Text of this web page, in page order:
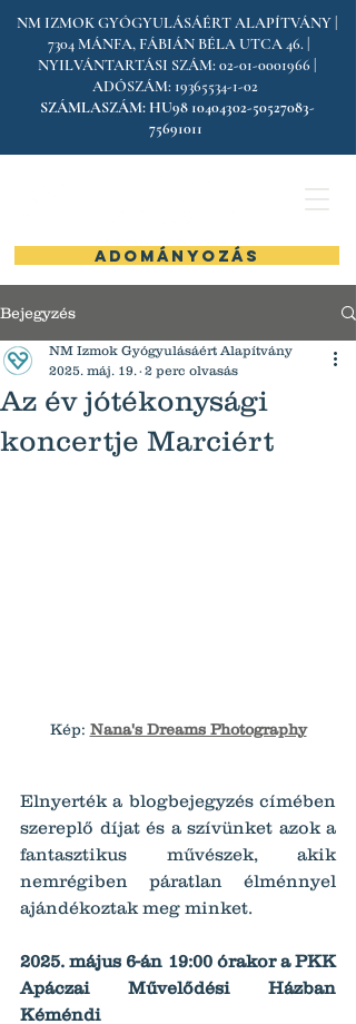
ADOMÁNYOZÁS
NM IZMOK GYÓGYULÁSÁÉRT ALAPÍTVÁNY |
7304 MÁNFA, FÁBIÁN BÉLA UTCA 46. |
NYILVÁNTARTÁSI SZÁM: 02-01-0001966
ADÓSZÁM: 19365534-1-02
SZÁMLASZÁM:HU98 10404302-50527083-
75691011
Bejegyzés
Az év jótékonysági
koncertje Marciért
NM Izmok Gyógyulásáért Alapítvány
2025. máj. 19.
2 perc olvasás
Kép: Nana's Dreams Photography
Elnyerték a blogbejegyzés címében
szereplő díjat és a szívünket azok a
fantasztikus művészek, akik
nemrégiben páratlan élménnyel
ajándékoztak meg minket.
2025. május 6-án 19:00 órakor a PKK
Apáczai Művelődési Házban
Kéméndi